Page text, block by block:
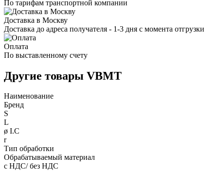
По тарифам транспортной компании
Доставка в Москву
Доставка до адреса получателя - 1-3 дня с момента отгрузки
Оплата
По выставленному счету
Другие товары VBMT
Наименование
Бренд
S
L
ø I.C
r
Тип обработки
Обрабатываемый материал
с НДС/ без НДС